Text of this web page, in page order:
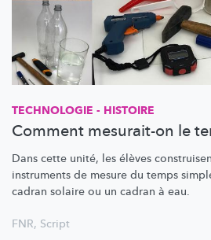
TECHNOLOGIE - HISTOIRE
Comment mesurait-on le
Dans cette unité, les élèves
instruments de mesure du temps
cadran solaire ou un cadran à eau.
FNR, Script